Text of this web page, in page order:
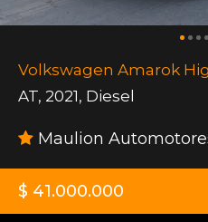
Volkswagen Amarok
AT, 2021, Diesel
Maulion
$ 41.000.000